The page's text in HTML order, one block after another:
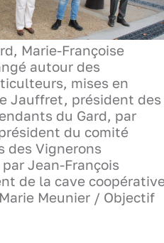
Marie-Françoise
autour des
mises en
Jauffret, président des
du Gard, par
du comité
des Vignerons
Jean-François
de la cave
Meunier / Objectif